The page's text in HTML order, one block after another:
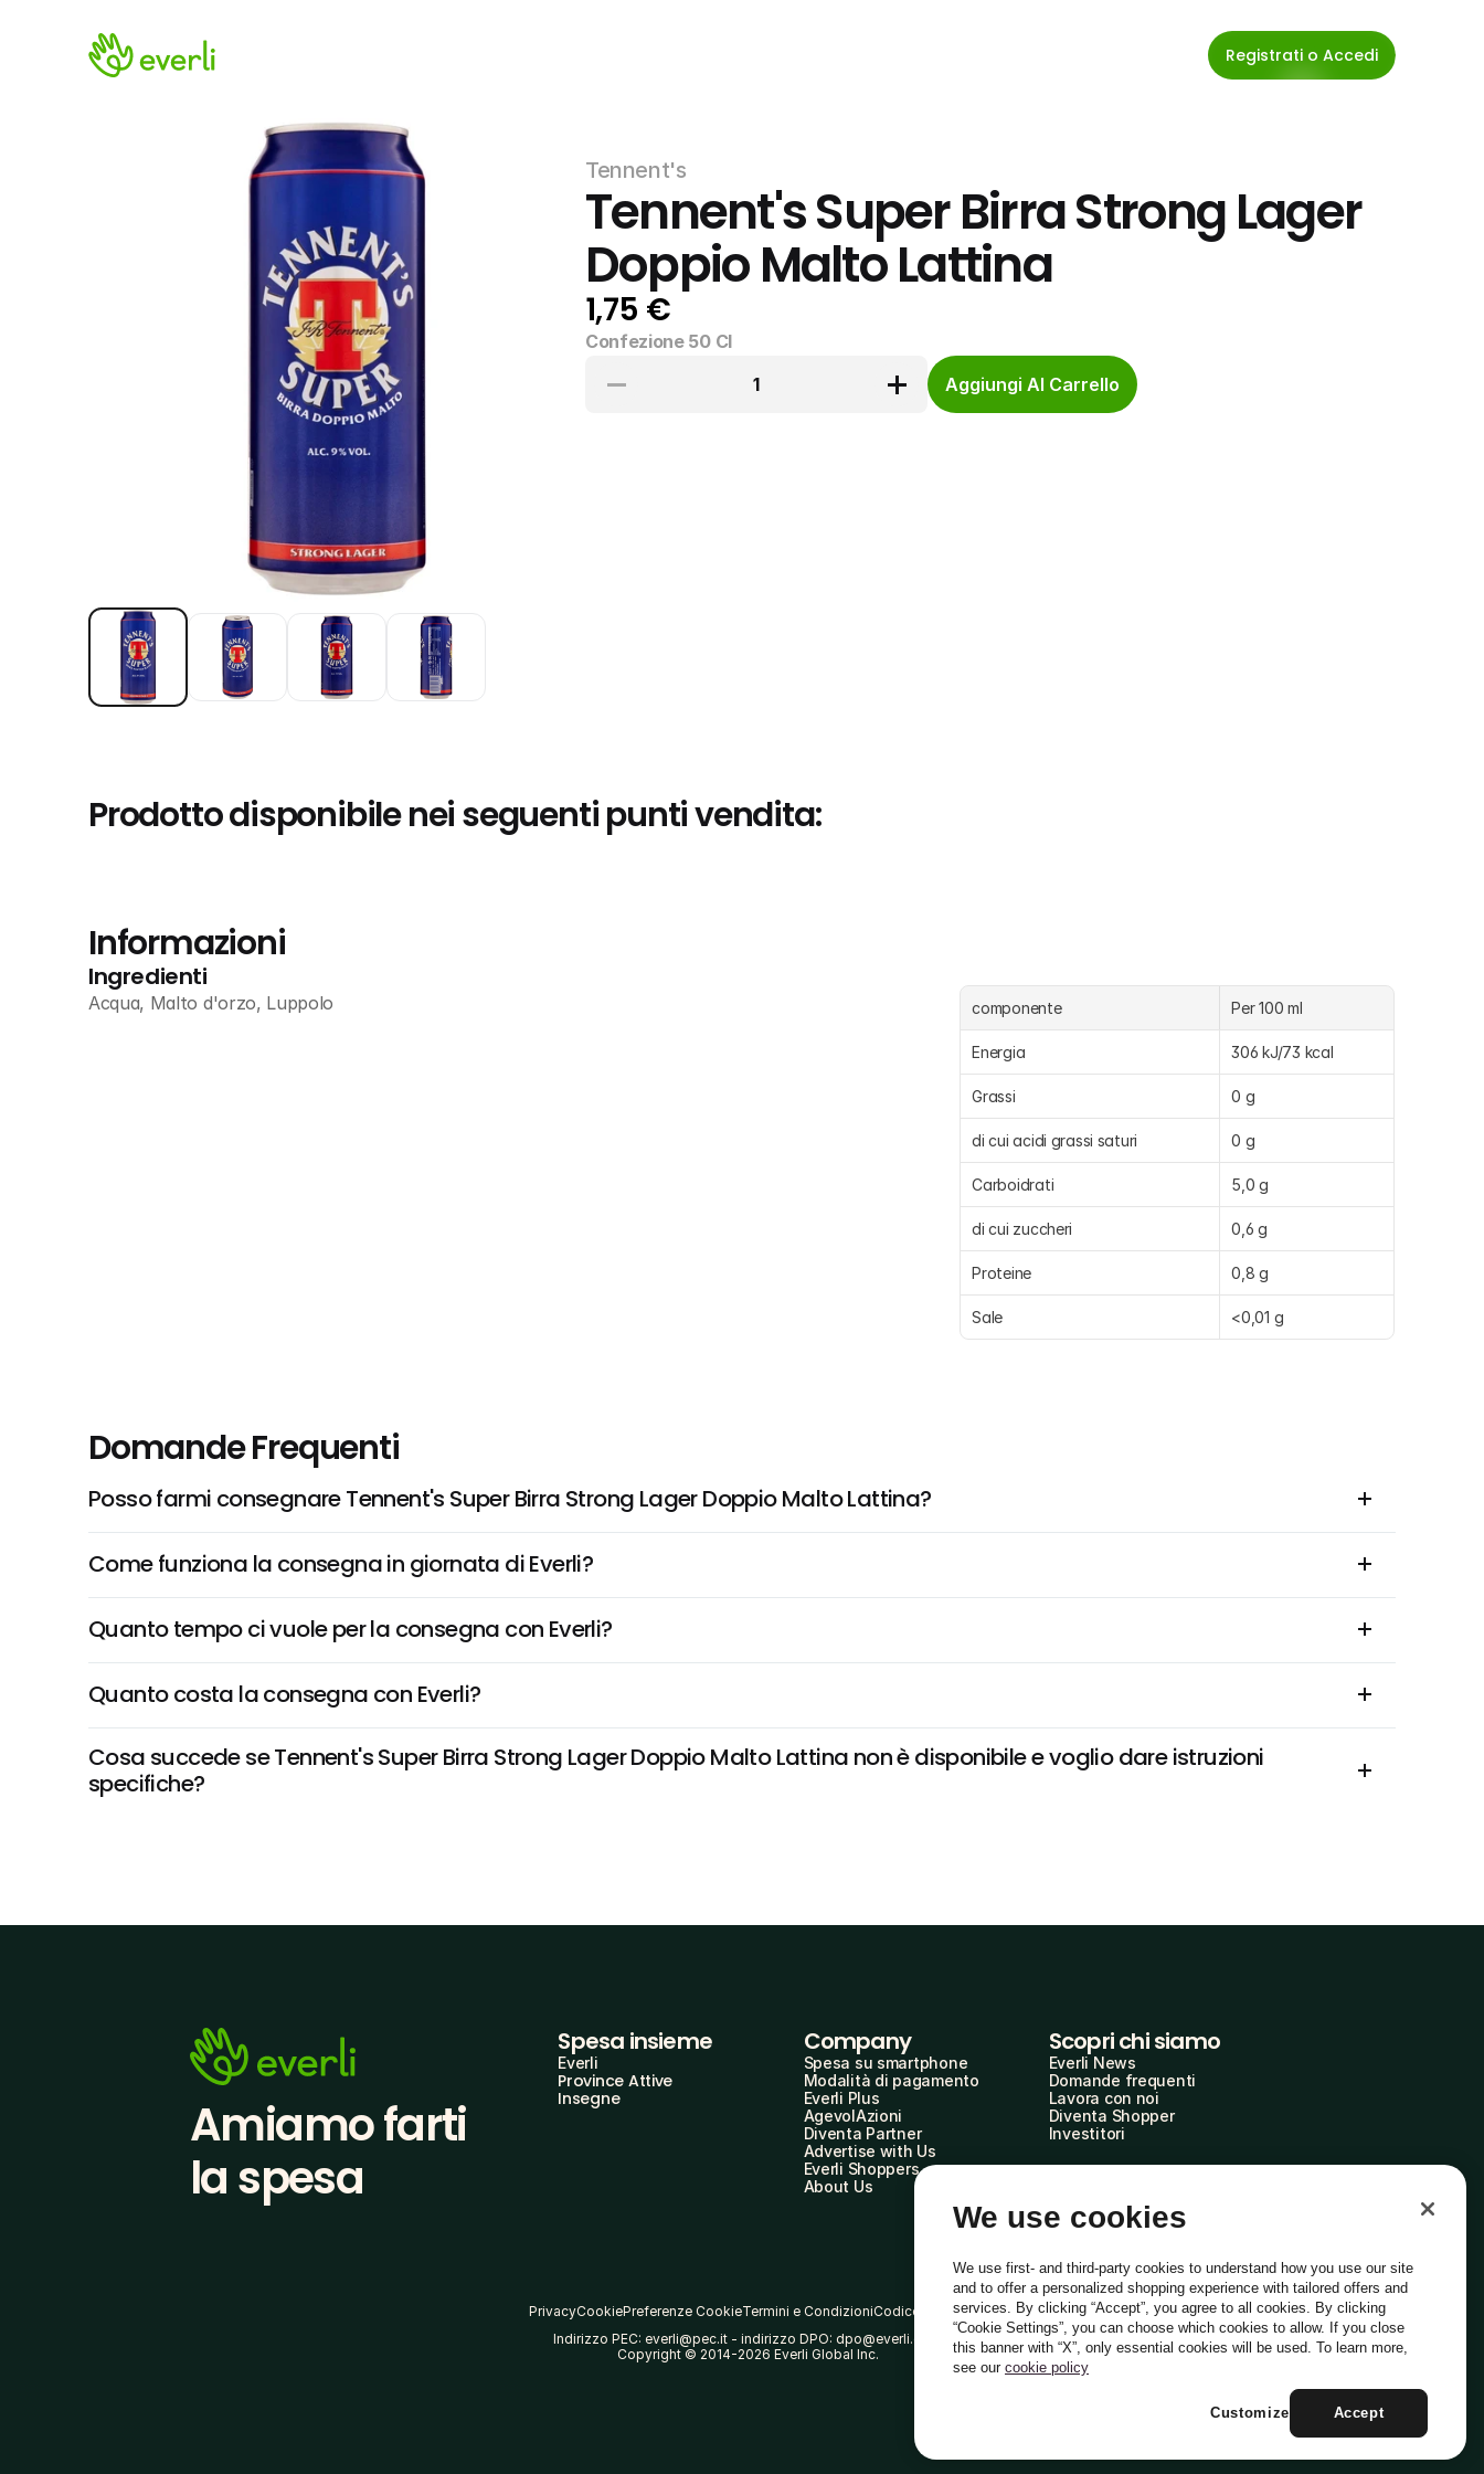
Registrati o Accedi
Tennent's
Tennent's Super Birra Strong Lager
Doppio Malto Lattina
1,75 €
Confezione 50 Cl
1
Aggiungi Al Carrello
Prodotto disponibile nei seguenti punti vendita:
Informazioni
Ingredienti
Acqua, Malto d'orzo, Luppolo componente Per 100 ml
Energia 306 kJ/73 kcal
Grassi 0 g
di cui acidi grassi saturi 0 g
Carboidrati 5,0 g
di cui zuccheri 0,6 g
Proteine 0,8 g
Sale <0,01 g
Domande Frequenti
Posso farmi consegnare Tennent's Super Birra Strong Lager Doppio Malto Lattina?
Come funziona la consegna in giornata di Everli?
Quanto tempo ci vuole per la consegna con Everli?
Quanto costa la consegna con Everli?
Cosa succede se Tennent's Super Birra Strong Lager Doppio Malto Lattina non è disponibile e voglio dare istruzioni
specifiche?
Amiamo farti
la spesa
Spesa insieme
Everli
Province Attive
Insegne
Company
Spesa su smartphone
Modalità di pagamento
Everli Plus
AgevolAzioni
Diventa Partner
Advertise with Us
Everli Shoppers
About Us
Scopri chi siamo
Everli News
Domande frequenti
Lavora con noi
Diventa Shopper
Investitori
PrivacyCookiePreferenze CookieTermini e CondizioniCodice Etico
Indirizzo PEC: everli@pec.it - indirizzo DPO: dpo@everli.com
Copyright © 2014-2026 Everli Global Inc.
Italiano
We use cookies
We use first- and third-party cookies to understand how you use our site
and to offer a personalized shopping experience with tailored offers and
services. By clicking “Accept”, you agree to all cookies. By clicking
“Cookie Settings”, you can choose which cookies to allow. If you close
this banner with “X”, only essential cookies will be used. To learn more,
see our cookie policy
Accept
Customize